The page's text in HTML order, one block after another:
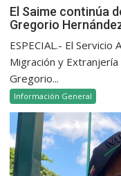
El Saime continúa
Gregorio
ESPECIAL.- El
Migración y Extranjería
Gregorio...
Información General